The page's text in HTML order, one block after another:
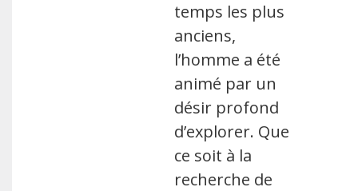
temps les plus
anciens,
l’homme a été
animé par un
désir profond
d’explorer. Que
ce soit à la
recherche de